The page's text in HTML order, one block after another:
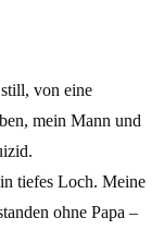
von eine
mein Mann und
tiefes Loch. Meine
ohne Papa –